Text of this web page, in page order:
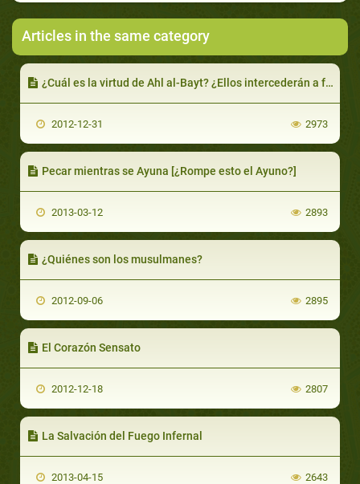
Articles in the same category
¿Cuál es la virtud de Ahl al-Bayt? ¿Ellos intercederán a favor de las personas el Día de la Resurrección?
2012-12-31 2973
Pecar mientras se Ayuna [¿Rompe esto el Ayuno?]
2013-03-12 2893
¿Quiénes son los musulmanes?
2012-09-06 2895
El Corazón Sensato
2012-12-18 2807
La Salvación del Fuego Infernal
2013-04-15 2643